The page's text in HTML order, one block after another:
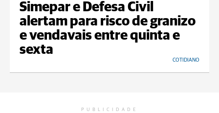
Simepar e Defesa Civil
alertam para risco de granizo
e vendavais entre quinta e
sexta
COTIDIANO
PUBLICIDADE